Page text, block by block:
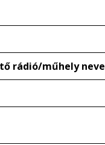
rádió/műhely neve